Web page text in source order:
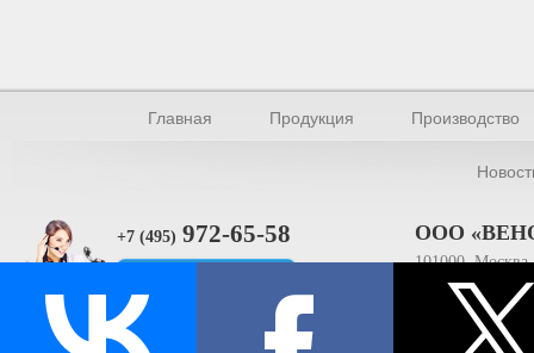
Главная Продукция Производство
+7 (495) 972-65-58 ООО
101000,
ИНН
© Производство уплотнителей и профилей 2026.